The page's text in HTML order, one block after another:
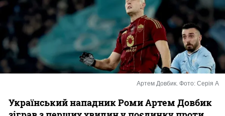
Букмекери
Казино
Артем Довбик. Фото: Серія А
Український нападник Роми Артем Довбик